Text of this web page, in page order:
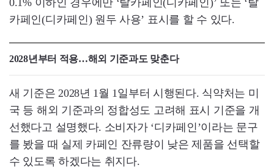
카페인(디카페인) 원두 사용’ 표시를 할 수 있다.
2028년부터 적용…해외 기준과도 맞춘다
새 기준은 2028년 1월 1일부터 시행된다. 식약처는 미
국 등 해외 기준과의 정합성도 고려해 표시 기준을 개
선했다고 설명했다. 소비자가 ‘디카페인’이라는 문구
를 봤을 때 실제 카페인 잔류량이 낮은 제품을 선택할
수 있도록 하겠다는 취지다.